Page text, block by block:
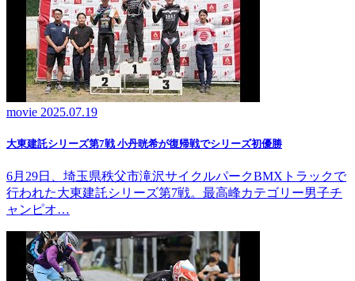
movie 2025.07.19
大東建託シリーズ第7戦 ⼩丹晄希が復帰戦でシリーズ初優勝
6月29日、埼玉県秩父市滝沢サイクルパークBMXトラックで
行われた大東建託シリーズ第7戦。最高峰カテゴリー男子チ
ャンピオ…